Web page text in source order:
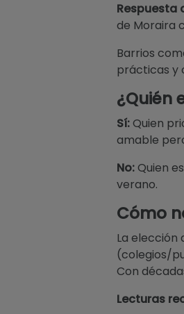
Respuesta
de Moraira
Barrios
prácticas y
¿Quién
Sí:Quien
amable
No:Quien
verano.
Cómo
La elección
(colegios/
Con
Lecturas